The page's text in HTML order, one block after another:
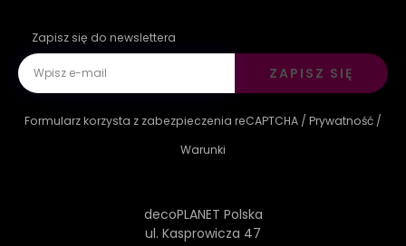
Zapisz się do newslettera
ZAPISZ SIĘ
Formularz korzysta z zabezpieczenia reCAPTCHA / Prywatność /
Warunki
decoPLANET Polska
ul. Kasprowicza 47